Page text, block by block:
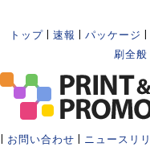
トップ 速報 パッケージ
刷全般
お問い合わせ ニュースリ